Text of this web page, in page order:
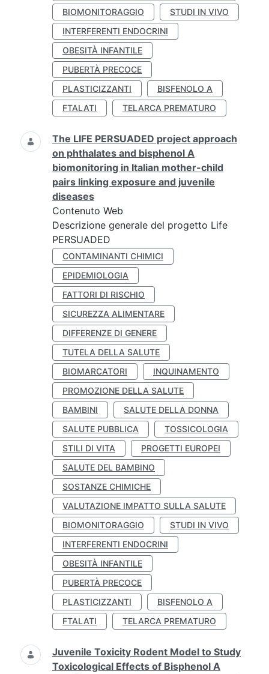
BIOMONITORAGGIO
STUDI IN VIVO
INTERFERENTI ENDOCRINI
OBESITÀ INFANTILE
PUBERTÀ PRECOCE
PLASTICIZZANTI
BISFENOLO A
FTALATI
TELARCA PREMATURO
The LIFE PERSUADED project approach
on phthalates and bisphenol A
biomonitoring in Italian mother-child
pairs linking exposure and juvenile
diseases
Contenuto Web
Descrizione generale del progetto Life
PERSUADED
CONTAMINANTI CHIMICI
EPIDEMIOLOGIA
FATTORI DI RISCHIO
SICUREZZA ALIMENTARE
DIFFERENZE DI GENERE
TUTELA DELLA SALUTE
BIOMARCATORI
INQUINAMENTO
PROMOZIONE DELLA SALUTE
BAMBINI
SALUTE DELLA DONNA
SALUTE PUBBLICA
TOSSICOLOGIA
STILI DI VITA
PROGETTI EUROPEI
SALUTE DEL BAMBINO
SOSTANZE CHIMICHE
VALUTAZIONE IMPATTO SULLA SALUTE
BIOMONITORAGGIO
STUDI IN VIVO
INTERFERENTI ENDOCRINI
OBESITÀ INFANTILE
PUBERTÀ PRECOCE
PLASTICIZZANTI
BISFENOLO A
FTALATI
TELARCA PREMATURO
Juvenile Toxicity Rodent Model to Study
Toxicological Effects of Bisphenol A